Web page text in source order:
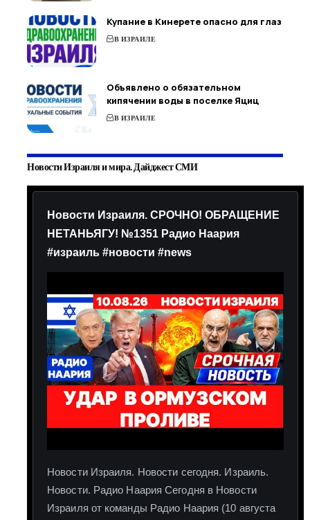
Купание в Кинерете опасно для глаз
В ИЗРАИЛЕ
Объявлено о обязательном
кипячении воды в поселке Яциц
В ИЗРАИЛЕ
Новости Израиля и мира. Дайджест СМИ